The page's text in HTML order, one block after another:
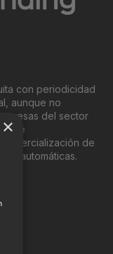
con periodicidad
aunque no
del sector
de
automáticas.
×